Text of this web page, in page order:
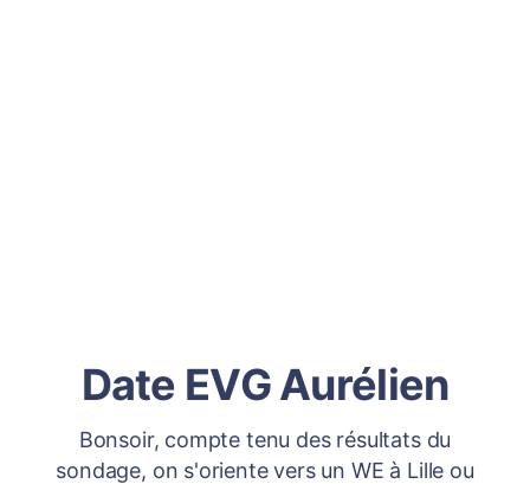
Date EVG Aurélien
Bonsoir, compte tenu des résultats du
sondage, on s'oriente vers un WE à Lille ou